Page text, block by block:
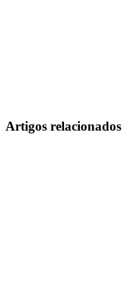
Artigos relacionados